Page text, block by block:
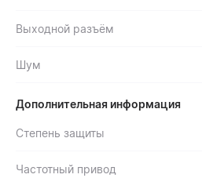
Выходной разъём
Шум
Дополнительная информация
Степень защиты
Частотный привод